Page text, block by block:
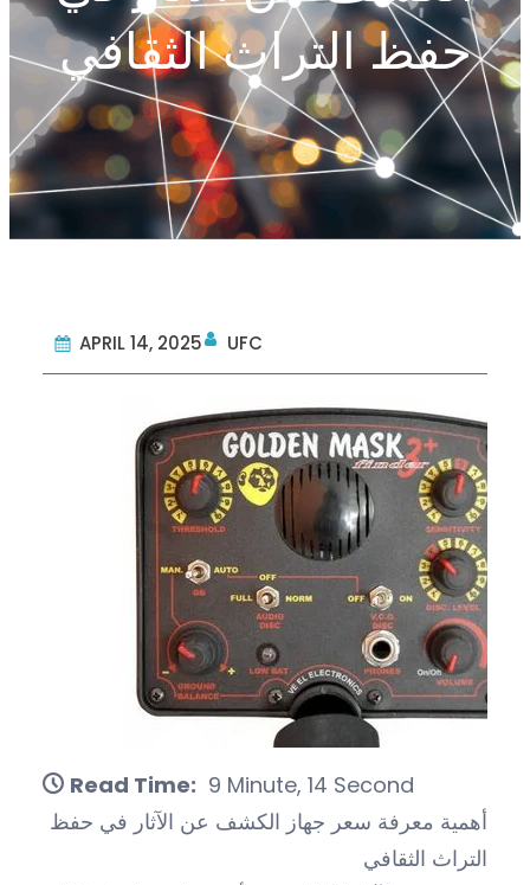
حفظ التراث الثقافي
APRIL 14, 2025 UFC
Read Time: 9 Minute, 14 Second
أهمية معرفة سعر جهاز الكشف عن الآثار في حفظ
التراث الثقافي